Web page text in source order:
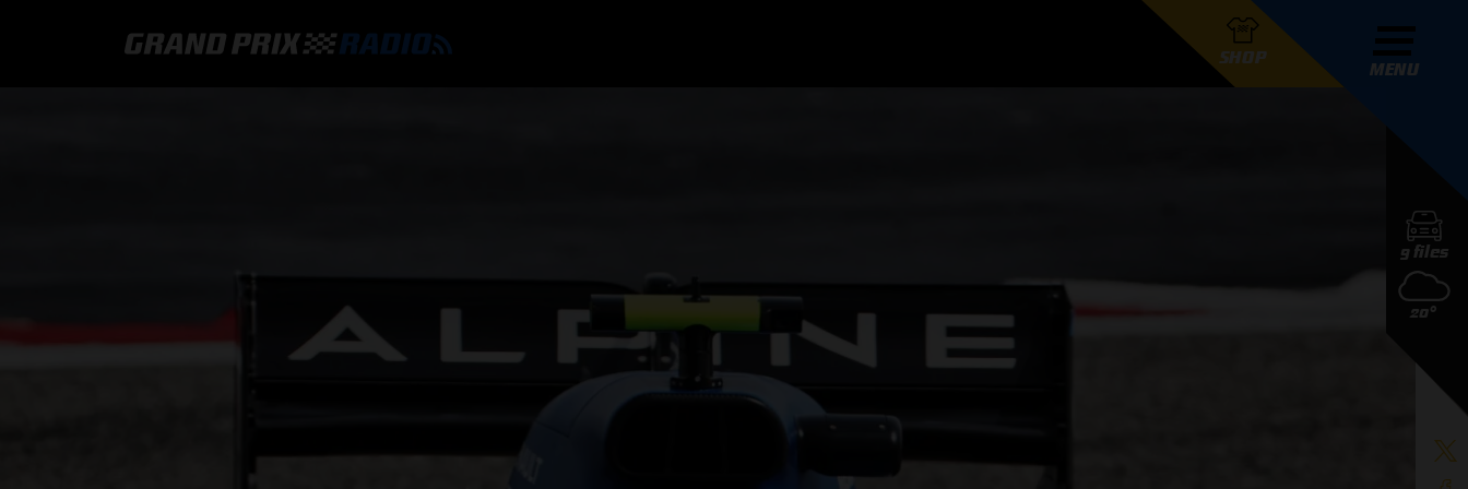
SHOP
MENU
9 files
20°
ONLINE RADIO LUISTEREN F1 KWALIFICATIES GRAND PRIX RADIO TEAM
GRAND PRIX RADIO ACTIES